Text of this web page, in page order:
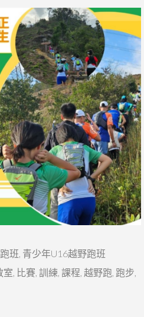
班, 青少年U16越野跑班
室, 比賽, 訓練, 課程, 越野跑, 跑步,